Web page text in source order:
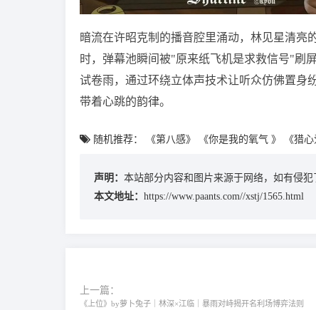
暗流在许昭克制的播音腔里涌动，林见星清亮
时，弹幕池瞬间被"原来纸飞机是求救信号"
试卷雨，通过环绕立体声技术让听众仿佛置身
带着心跳的韵律。
随机推荐： 《第八感》 《你是我的氧气 》 《猎心
声明： 本站部分内容和图片来源于网络，如有侵
本文地址： https://www.paants.com//xstj/1565.html
上一篇：
《上位》by萝卜兔子｜林深×江临｜暴雨对峙揭开名利场博弈法则